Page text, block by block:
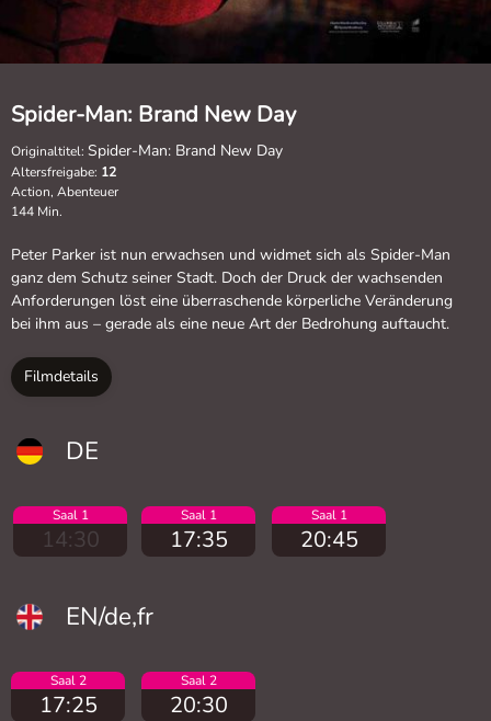
Spider-Man: Brand New Day
Originaltitel: Spider-Man: Brand New Day
Altersfreigabe: 12
Action, Abenteuer
144 Min.
Peter Parker ist nun erwachsen und widmet sich als Spider-Man
ganz dem Schutz seiner Stadt. Doch der Druck der wachsenden
Anforderungen löst eine überraschende körperliche Veränderung
bei ihm aus – gerade als eine neue Art der Bedrohung auftaucht.
Filmdetails
DE
Saal 1
14:30
Saal 1
17:35
Saal 1
20:45
EN/de,fr
Saal 2
17:25
Saal 2
20:30